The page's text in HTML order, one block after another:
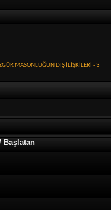
MASONLUĞUN DIŞ İLİŞKİLERİ - 3
Başlatan